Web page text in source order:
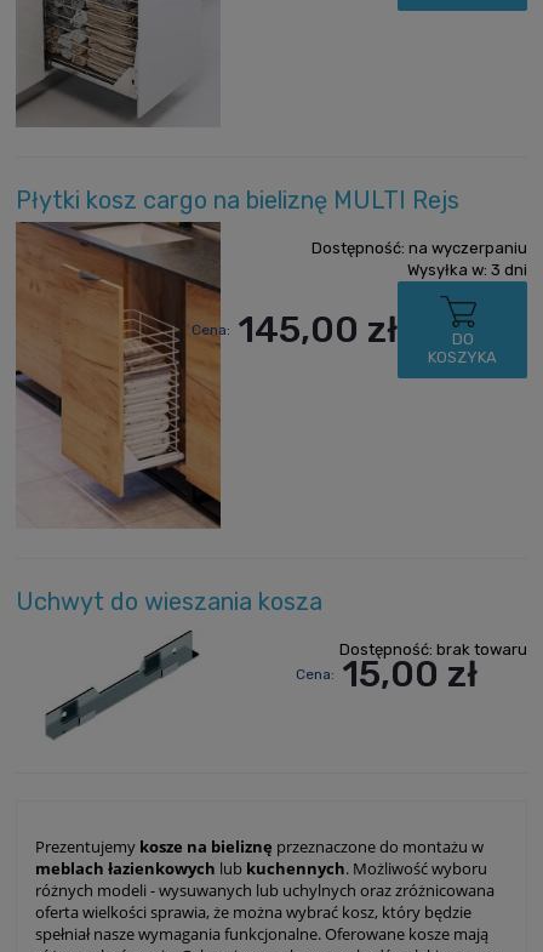
Płytki kosz cargo na bieliznę MULTI Rejs
Dostępność: na wyczerpaniu
Wysyłka w: 3 dni
Cena: 145,00 zł
DO
KOSZYKA
Uchwyt do wieszania kosza
Dostępność: brak towaru
Cena: 15,00 zł
Prezentujemy kosze na bieliznę przeznaczone do montażu w
meblach łazienkowych lub kuchennych. Możliwość wyboru
różnych modeli - wysuwanych lub uchylnych oraz zróżnicowana
oferta wielkości sprawia, że można wybrać kosz, który będzie
spełniał nasze wymagania funkcjonalne. Oferowane kosze mają